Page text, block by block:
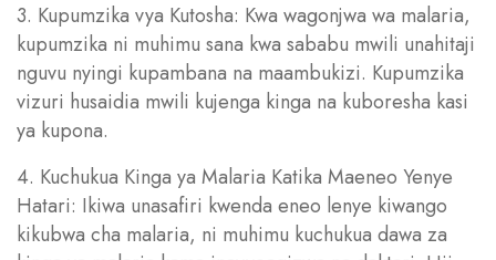
3. Kupumzika vya Kutosha: Kwa wagonjwa wa malaria,
kupumzika ni muhimu sana kwa sababu mwili unahitaji
nguvu nyingi kupambana na maambukizi. Kupumzika
vizuri husaidia mwili kujenga kinga na kuboresha kasi
ya kupona.
4. Kuchukua Kinga ya Malaria Katika Maeneo Yenye
Hatari: Ikiwa unasafiri kwenda eneo lenye kiwango
kikubwa cha malaria, ni muhimu kuchukua dawa za